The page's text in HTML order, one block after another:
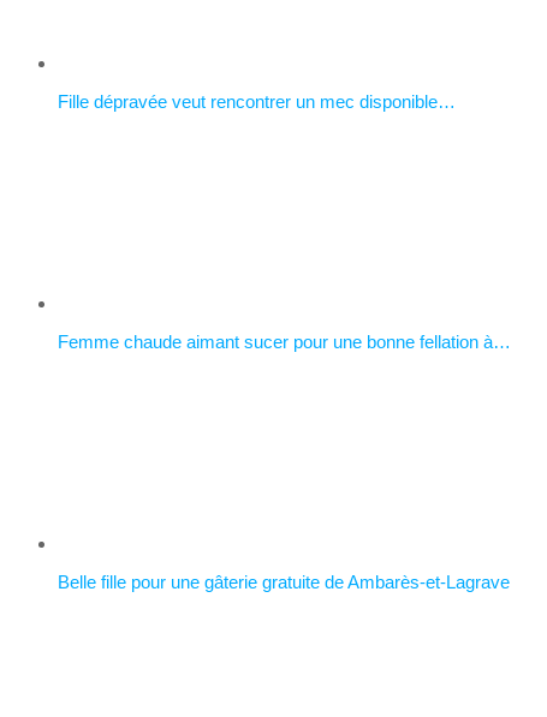
Fille dépravée veut rencontrer un mec disponible…
Femme chaude aimant sucer pour une bonne fellation à…
Belle fille pour une gâterie gratuite de Ambarès-et-Lagrave